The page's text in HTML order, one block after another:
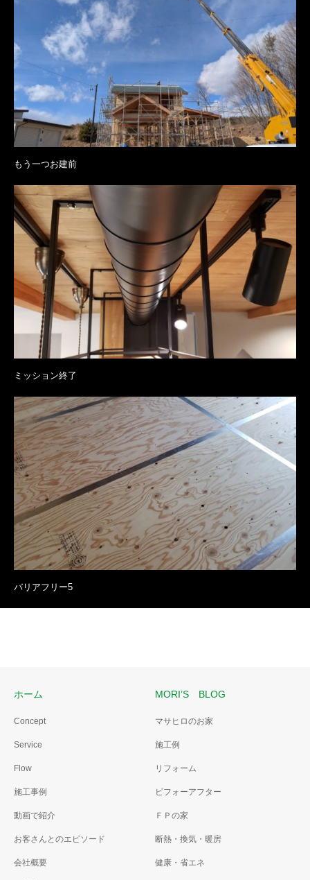
もう一つお建前
ミッション終了
バリアフリー5
ホーム
Concept
Service
Flow
施工事例
動画で紹介
お客さんとのエピソード
会社概要
MORI’S BLOG
マサヒロのお家
施工例
リフォーム
ビフォーアフター
ＦＰの家
断熱・換気・暖房
健康・省エネ